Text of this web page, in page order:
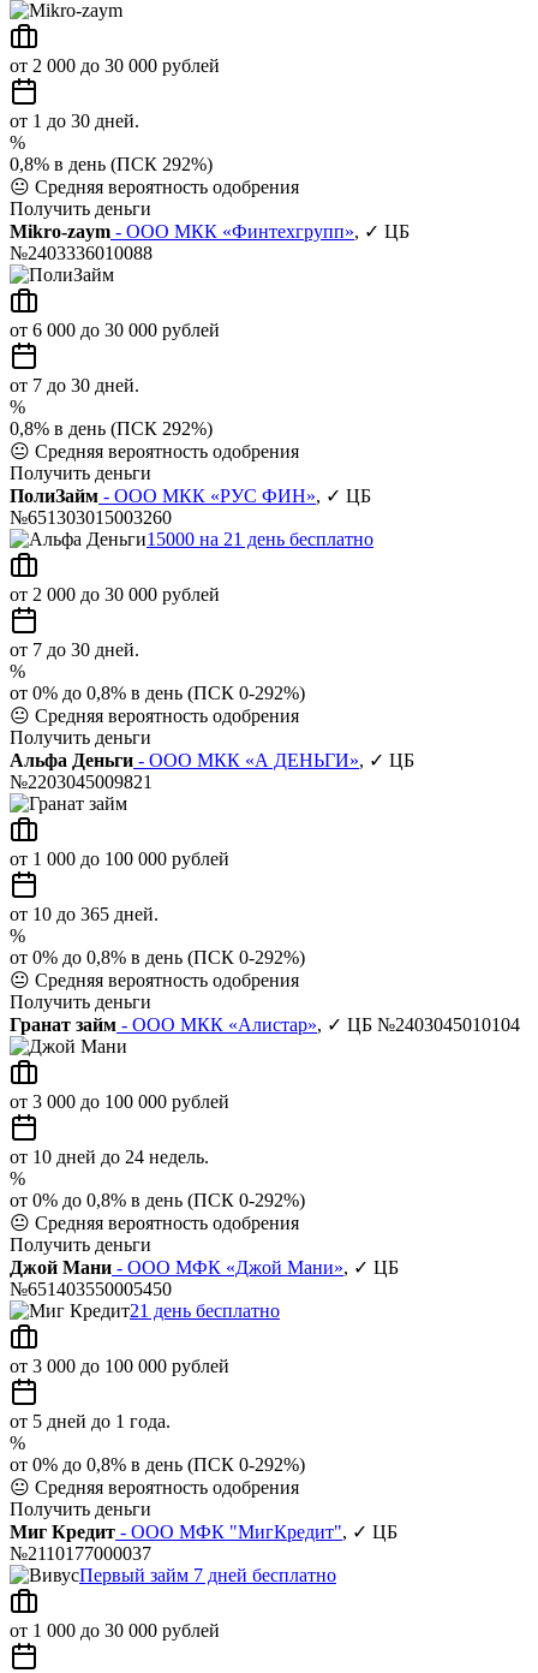
от 2 000 до 30 000 рублей
от 1 до 30 дней.
%
0,8% в день (ПСК 292%)
😐 Средняя вероятность одобрения
Получить деньги
Mikro-zaym - ООО МКК «Финтехгрупп», ✓ ЦБ
№2403336010088
от 6 000 до 30 000 рублей
от 7 до 30 дней.
%
0,8% в день (ПСК 292%)
😐 Средняя вероятность одобрения
Получить деньги
ПолиЗайм - ООО МКК «РУС ФИН», ✓ ЦБ
№651303015003260
15000 на 21 день бесплатно
от 2 000 до 30 000 рублей
от 7 до 30 дней.
%
от 0% до 0,8% в день (ПСК 0-292%)
😐 Средняя вероятность одобрения
Получить деньги
Альфа Деньги - ООО МКК «А ДЕНЬГИ», ✓ ЦБ
№2203045009821
от 1 000 до 100 000 рублей
от 10 до 365 дней.
%
от 0% до 0,8% в день (ПСК 0-292%)
😐 Средняя вероятность одобрения
Получить деньги
Гранат займ - ООО МКК «Алистар», ✓ ЦБ №2403045010104
от 3 000 до 100 000 рублей
от 10 дней до 24 недель.
%
от 0% до 0,8% в день (ПСК 0-292%)
😐 Средняя вероятность одобрения
Получить деньги
Джой Мани - ООО МФК «Джой Мани», ✓ ЦБ
№651403550005450
21 день бесплатно
от 3 000 до 100 000 рублей
от 5 дней до 1 года.
%
от 0% до 0,8% в день (ПСК 0-292%)
😐 Средняя вероятность одобрения
Получить деньги
Миг Кредит - ООО МФК "МигКредит", ✓ ЦБ
№2110177000037
Первый займ 7 дней бесплатно
от 1 000 до 30 000 рублей